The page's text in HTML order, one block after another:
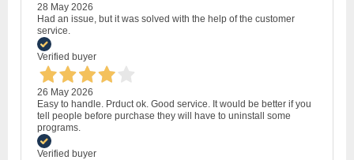
28 May 2026
Had an issue, but it was solved with the help of the customer
service.
Verified buyer
26 May 2026
Easy to handle. Prduct ok. Good service. It would be better if you
tell people before purchase they will have to uninstall some
programs.
Verified buyer